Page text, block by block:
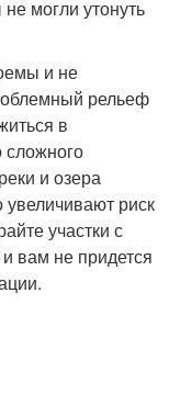
могли утонуть
и не
рельеф
в
сложного
и озера
увеличивают риск
участки с
вам не придется